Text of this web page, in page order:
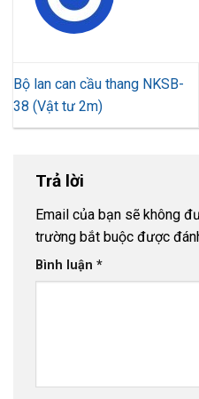
Bộ lan can cầu thang NKSB-
38 (Vật tư 2m)
Trả lời
Email của bạn sẽ không
trường bắt buộc được
Bình luận *